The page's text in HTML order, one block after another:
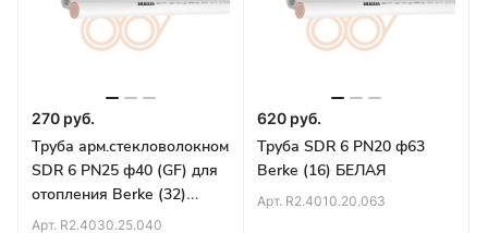
270 руб.
Труба арм.стекловолокном
SDR 6 PN25 ф40 (GF) для
отопления Berke (32)
БЕЛАЯ
Арт. R2.4030.25.040
620 руб.
Труба SDR 6 PN20 ф63
Berke (16) БЕЛАЯ
Арт. R2.4010.20.063